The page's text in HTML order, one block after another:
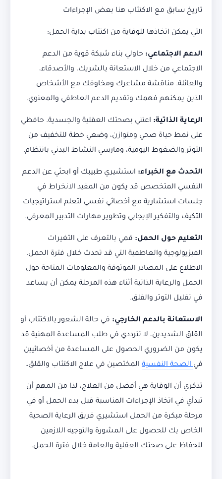
تاريخ سابق مع الاكتئاب هنا بعض الإجراءات
التي يمكن اتخاذها للوقاية من اكتئاب بداية الحمل:
الدعم الاجتماعي: حاولي بناء شبكة قوية من الدعم
الاجتماعي من خلال الاستعانة بالشريك، والأصدقاء،
والعائلة. مناقشة مشاعرك ومخاوفك مع الأشخاص
الذين يمكنهم فهمك وتقديم الدعم العاطفي والمعنوي.
الرعاية الذاتية: اعتني بصحتك العقلية والجسدية. حافظي
على نمط حياة صحي ومتوازن، وضعي خطة للتخفيف من
التوتر والضغوط اليومية، ومارسي النشاط البدني بانتظام.
التحدث مع الخبراء: استشيري طبيبك أو ابحثي عن الدعم
النفسي المتخصص قد يكون من المفيد الانخراط في
جلسات استشارية مع أخصائي نفسي لتعلم استراتيجيات
التكيف والتفكير الإيجابي وتطوير مهارات التدبير المعرفي.
التعليم حول الحمل: قمي بالتعرف على التغيرات
الفيزيولوجية والعاطفية التي قد تحدث خلال فترة الحمل.
الاطلاع على المصادر الموثوقة والمعلومات المتاحة حول
الحمل والرعاية الذاتية أثناء هذه المرحلة يمكن أن يساعد
في تقليل التوتر والقلق.
الاستعانة بالدعم الخارجي: في حالة الشعور بالاكتئاب أو
القلق الشديدين، لا تترددي في طلب المساعدة المهنية قد
يكون من الضروري الحصول على المساعدة من أخصائيين
فيالصحة النفسية المختصين في علاج الاكتئاب والقلق.
تذكري أن الوقاية هي أفضل من العلاج، لذا من المهم أن
تبدأي في اتخاذ الإجراءات المناسبة قبل بدء الحمل أو في
مرحلة مبكرة من الحمل استشيري فريق الرعاية الصحية
الخاص بك للحصول على المشورة والتوجيه اللازمين
للحفاظ على صحتك العقلية والعامة خلال فترة الحمل.